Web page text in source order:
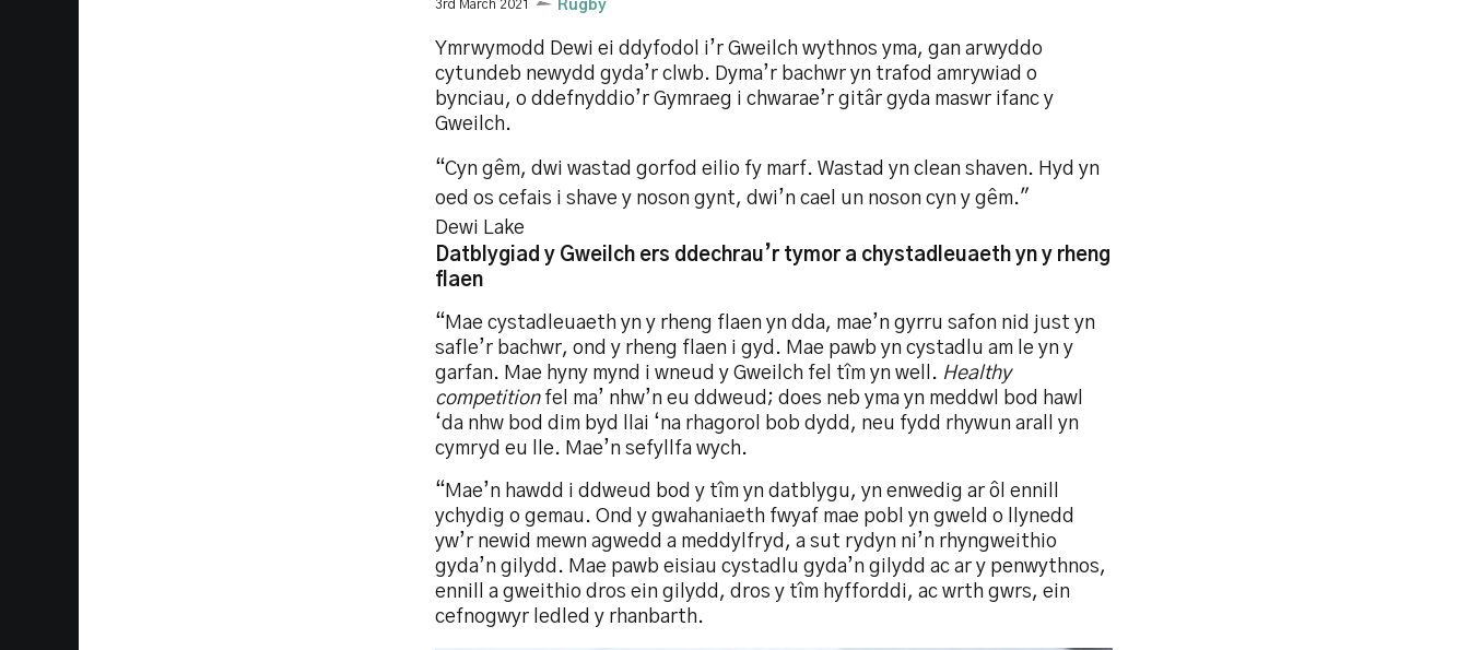
3rd March 2021 Rugby
Ymrwymodd Dewi ei ddyfodol i’r Gweilch wythnos yma, gan arwyddo
cytundeb newydd gyda’r clwb. Dyma’r bachwr yn trafod amrywiad o
bynciau, o ddefnyddio’r Gymraeg i chwarae’r gitâr gyda maswr ifanc y
Gweilch.
“Cyn gêm, dwi wastad gorfod eilio fy marf. Wastad yn clean shaven. Hyd yn
oed os cefais i shave y noson gynt, dwi’n cael un noson cyn y gêm."
Dewi Lake
Datblygiad y Gweilch ers ddechrau’r tymor a chystadleuaeth yn y rheng
flaen
“Mae cystadleuaeth yn y rheng flaen yn dda, mae’n gyrru safon nid just yn
safle’r bachwr, ond y rheng flaen i gyd. Mae pawb yn cystadlu am le yn y
garfan. Mae hyny mynd i wneud y Gweilch fel tîm yn well. Healthy
competitionfel ma’ nhw’n eu ddweud; does neb yma yn meddwl bod hawl
‘da nhw bod dim byd llai ‘na rhagorol bob dydd, neu fydd rhywun arall yn
cymryd eu lle. Mae’n sefyllfa wych.
“Mae’n hawdd i ddweud bod y tîm yn datblygu, yn enwedig ar ôl ennill
ychydig o gemau. Ond y gwahaniaeth fwyaf mae pobl yn gweld o llynedd
yw’r newid mewn agwedd a meddylfryd, a sut rydyn ni’n rhyngweithio
gyda’n gilydd. Mae pawb eisiau cystadlu gyda’n gilydd ac ar y penwythnos,
ennill a gweithio dros ein gilydd, dros y tîm hyfforddi, ac wrth gwrs, ein
cefnogwyr ledled y rhanbarth.